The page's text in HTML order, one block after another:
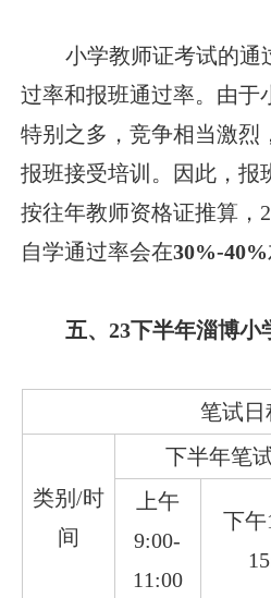
小学教师证考试的通
过率和报班通过率。由于
特别之多，竞争相当激烈
报班接受培训。因此，报
按往年教师资格证推算，
自学通过率会在30%-40%
五、23下半年淄博小
笔试日
类别/时
间
下半年笔
上午
9:00-
11:00
下午